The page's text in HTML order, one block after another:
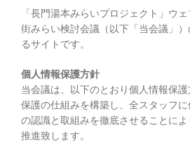
「長門湯本みらいプロジェクト」ウ
街みらい検討会議（以下「当会議」
るサイトです。
個人情報保護方針
当会議は、以下のとおり個人情報保
保護の仕組みを構築し、全スタッフ
の認識と取組みを徹底させることに
推進致します。